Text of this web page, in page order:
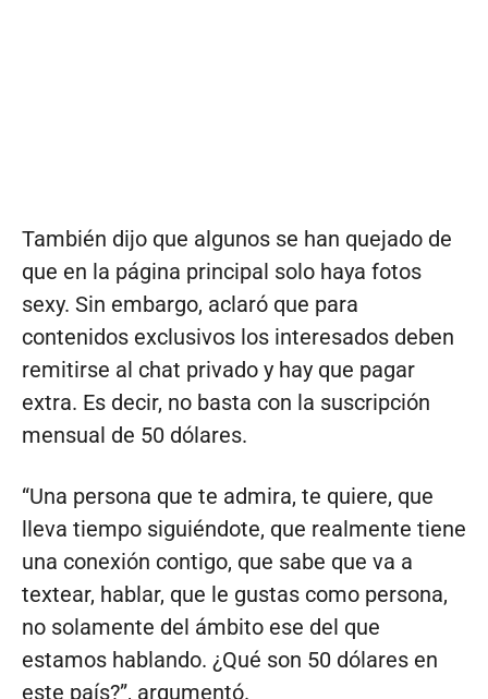
También dijo que algunos se han quejado de
que en la página principal solo haya fotos
sexy. Sin embargo, aclaró que para
contenidos exclusivos los interesados deben
remitirse al chat privado y hay que pagar
extra. Es decir, no basta con la suscripción
mensual de 50 dólares.
“Una persona que te admira, te quiere, que
lleva tiempo siguiéndote, que realmente tiene
una conexión contigo, que sabe que va a
textear, hablar, que le gustas como persona,
no solamente del ámbito ese del que
estamos hablando. ¿Qué son 50 dólares en
este país?”, argumentó.